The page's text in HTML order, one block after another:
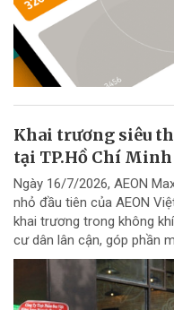
Khai trương siêu
tại TP.Hồ Chí Minh
Ngày 16/7/2026, AEON
nhỏ đầu tiên của AEON
khai trương trong không
cư dân lân cận, góp phần